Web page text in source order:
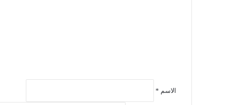
الاسم *